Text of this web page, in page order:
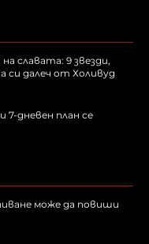
славата: 9 звезди,
си далеч от Холивуд
7-дневен план се
може да повиши